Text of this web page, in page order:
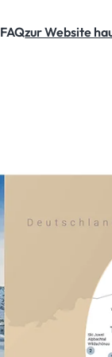
FAQzur Website